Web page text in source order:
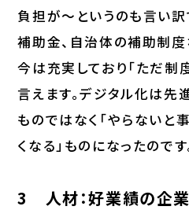
負担が～というのも言い
補助金、自治体の補助制
今は充実しており「ただ制
言えます。デジタル化は
ものではなく「やらないと
くなる」ものになったのです
3 人材：好業績の企